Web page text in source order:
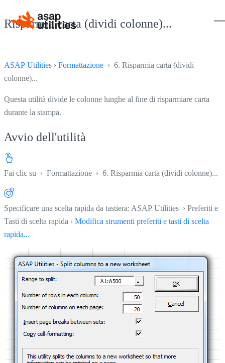
Risparmia carta (dividi colonne)...
ASAP Utilities › Formattazione › 6. Risparmia carta (dividi
colonne)...
Questa utilità divide le colonne lunghe al fine di risparmiare carta
durante la stampa.
Avvio dell'utilità
Fai clic su › Formattazione › 6. Risparmia carta (dividi colonne)...
Specificare una scelta rapida da tastiera: ASAP Utilities › Preferiti e
Tasti di scelta rapida › Modifica strumenti preferiti e tasti di scelta
rapida...